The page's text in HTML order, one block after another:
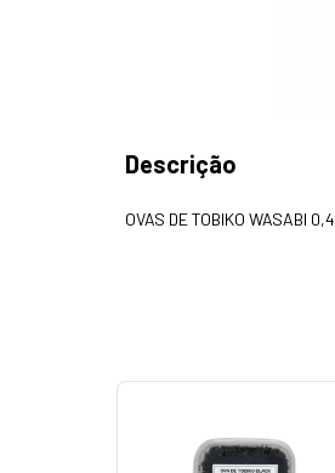
Descrição
OVAS DE TOBIKO WASABI